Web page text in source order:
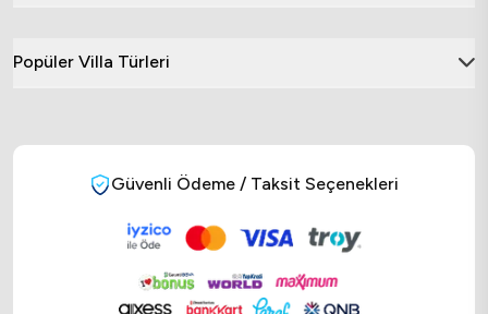
Popüler Villa Türleri
Güvenli Ödeme / Taksit Seçenekleri